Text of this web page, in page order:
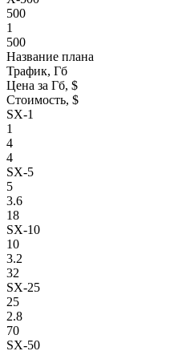
500
1
500
Название плана
Трафик, Гб
Цена за Гб, $
Стоимость, $
SX-1
1
4
4
SX-5
5
3.6
18
SX-10
10
3.2
32
SX-25
25
2.8
70
SX-50